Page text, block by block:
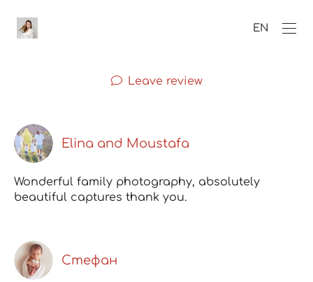
EN
Leave review
Elina and Moustafa
Wonderful family photography, absolutely
beautiful captures thank you.
Стефан